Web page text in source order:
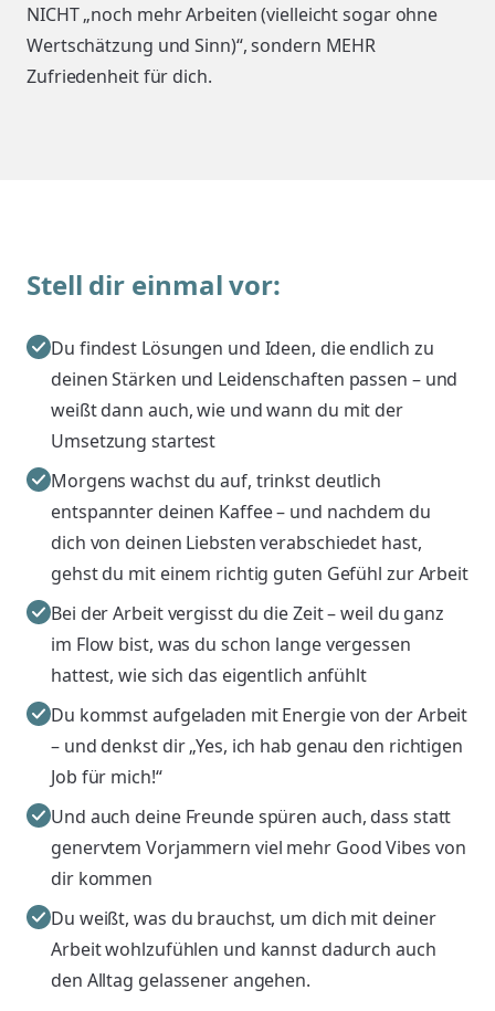
NICHT „noch mehr Arbeiten (vielleicht sogar ohne
Wertschätzung und Sinn)“, sondern MEHR
Zufriedenheit für dich.
Stell dir einmal vor:
Du findest Lösungen und Ideen, die endlich zu
deinen Stärken und Leidenschaften passen – und
weißt dann auch, wie und wann du mit der
Umsetzung startest
Morgens wachst du auf, trinkst deutlich
entspannter deinen Kaffee – und nachdem du
dich von deinen Liebsten verabschiedet hast,
gehst du mit einem richtig guten Gefühl zur Arbeit
Bei der Arbeit vergisst du die Zeit – weil du ganz
im Flow bist, was du schon lange vergessen
hattest, wie sich das eigentlich anfühlt
Du kommst aufgeladen mit Energie von der Arbeit
– und denkst dir „Yes, ich hab genau den richtigen
Job für mich!“
Und auch deine Freunde spüren auch, dass statt
genervtem Vorjammern viel mehr Good Vibes von
dir kommen
Du weißt, was du brauchst, um dich mit deiner
Arbeit wohlzufühlen und kannst dadurch auch
den Alltag gelassener angehen.